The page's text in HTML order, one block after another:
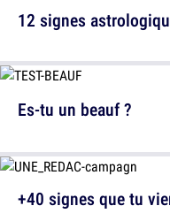
12 signes
Es-tu un beauf ?
+40 signes que tu